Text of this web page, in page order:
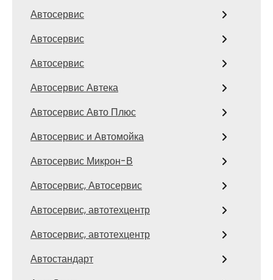
Автосервис
Автосервис
Автосервис
Автосервис Автека
Автосервис Авто Плюс
Автосервис и Автомойка
Автосервис Микрон-В
Автосервис, Автосервис
Автосервис, автотехцентр
Автосервис, автотехцентр
Автостандарт